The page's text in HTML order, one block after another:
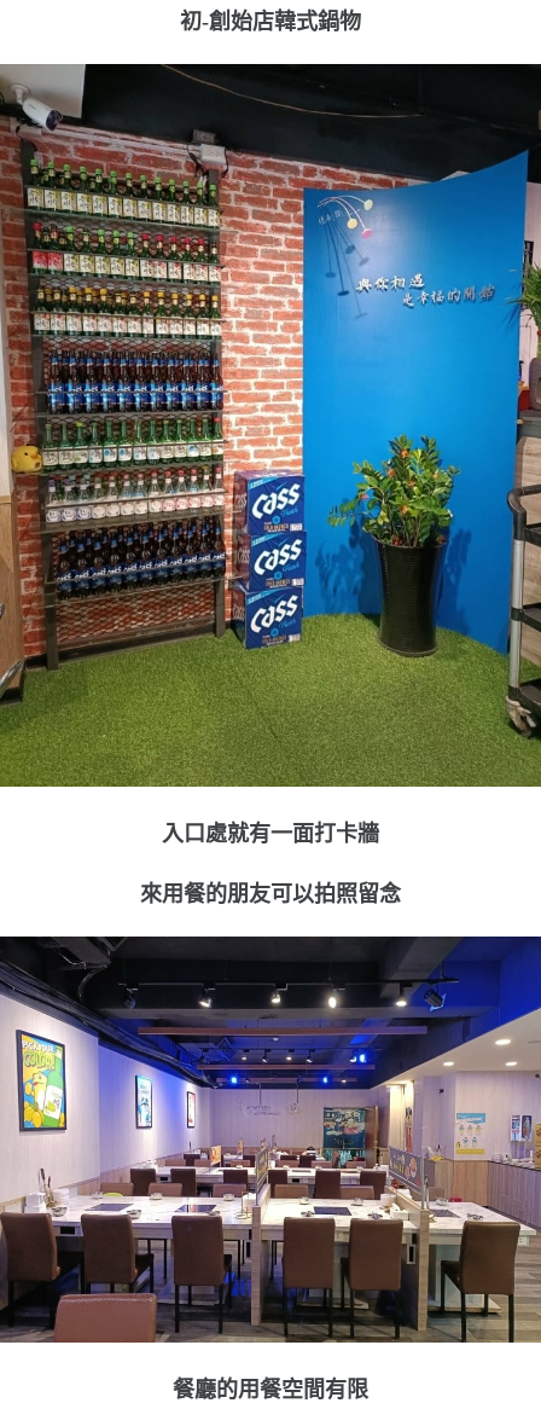
初-創始店韓式鍋物
入口處就有一面打卡牆
來用餐的朋友可以拍照留念
餐廳的用餐空間有限